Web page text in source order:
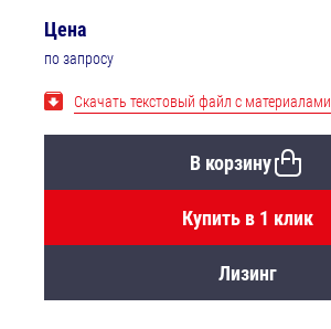
Цена
по запросу
Скачать текстовый файл с материалами
В корзину
Купить в 1 клик
Лизинг